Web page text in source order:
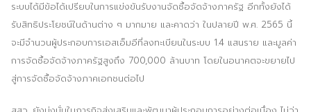
ระบบได้มีข้อได้เปรียบในการแข่งขันรับงานจัดซื้อจัดจ้างภาครัฐ อีกทั้งยังได้
รับสิทธิประโยชน์ในด้านต่าง ๆ มากมาย และคาดว่า ในปลายปี พ.ศ. 2565 นี้
จะมีจำนวนผู้ประกอบการเอสเอ็มอีที่ลงทะเบียนในระบบ 1.4 แสนราย และมูลค่า
การจัดซื้อจัดจ้างภาครัฐสูงถึง 700,000 ล้านบาท โดยในอนาคตจะขยายไป
สู่การจัดซื้อจัดจ้างภาคเอกชนต่อไป